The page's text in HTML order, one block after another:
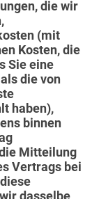
die wir
(mit
Kosten, die
Sie eine
die von
haben),
binnen
Mitteilung
Vertrags bei
dasselbe